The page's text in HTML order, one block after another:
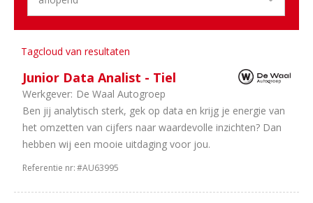
Noord-
Holland
Sector
Dealerholdings
Duurzame
Mobiliteit
Tagcloud van resultaten
Junior Data Analist - Tiel
Werkgever: De Waal Autogroep
Ben jij analytisch sterk, gek op data en krijg je energie van
het omzetten van cijfers naar waardevolle inzichten? Dan
hebben wij een mooie uitdaging voor jou.
Referentie nr:#AU63995